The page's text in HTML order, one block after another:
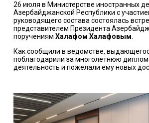
26 июля в Министерстве иностранных
Азербайджанской Республики с
руководящего состава состоялась
представителем Президента
поручениям Халафом Халафовым
Как сообщили в ведомстве,
поблагодарили за многолетнюю
деятельность и пожелали ему новых